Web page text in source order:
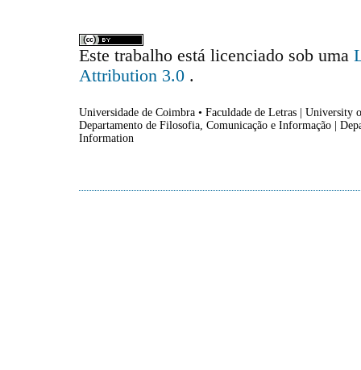
Este trabalho está licenciado sob uma
Attribution 3.0 .
Universidade de Coimbra • Faculdade de Letras |
Departamento de Filosofia, Comunicação e Informação |
Information